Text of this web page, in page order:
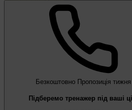
Безкоштовно Пропозиція тижня
Підберемо тренажер під ваші